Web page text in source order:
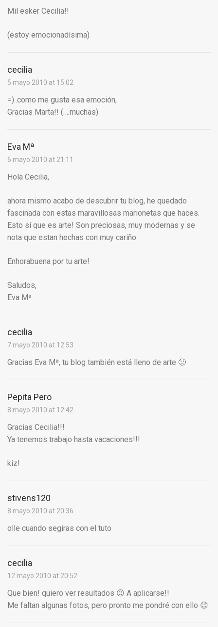
Mil esker Cecilia!!
(estoy emocionadísima)
cecilia
5 mayo 2010 at 15:02
=)..como me gusta esa emoción,
Gracias Marta!! (….muchas)
Eva Mª
6 mayo 2010 at 21:11
Hola Cecilia,
ahora mismo acabo de descubrir tu blog, he quedado
fascinada con estas maravillosas marionetas que haces.
Esto sí que es arte! Son preciosas, muy modernas y se
nota que estan hechas con muy cariño.
Enhorabuena por tu arte!
Saludos,
Eva Mª
cecilia
7 mayo 2010 at 12:53
Gracias Eva Mª, tu blog también está lleno de arte 🙂
Pepita Pero
8 mayo 2010 at 12:42
Gracias Cecilia!!!
Ya tenemos trabajo hasta vacaciones!!!
kiz!
stivens120
8 mayo 2010 at 20:36
olle cuando segiras con el tuto
cecilia
12 mayo 2010 at 20:52
Que bien! quiero ver resultados 😉 A aplicarse!!
Me faltan algunas fotos, pero pronto me pondré con ello 😉